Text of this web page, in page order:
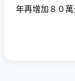
年再增加８０